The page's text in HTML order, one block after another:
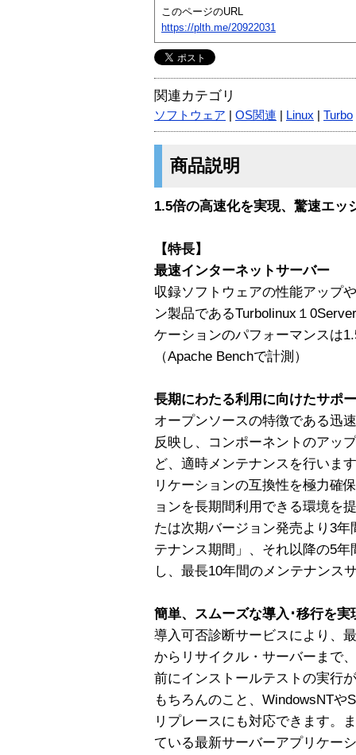
このページのURL
https://plth.me/20922031
関連カテゴリ
ソフトウェア OS関連 Linux Turbo
商品説明
1.5倍の高速化を実現、驚速エッ
【特長】
最速インターネットサーバー
収録ソフトウェアの性能アップ
ン製品であるTurbolinux１
ケーションのパフォーマンスは
（Apache Benchで計測）
長期にわたる利用に向けたサポ
オープンソースの特徴である迅
反映し、コンポーネントのアッ
ど、適時メンテナンスを行いま
リケーションの互換性を極力確
ョンを長期間利用できる環境を
たは次期バージョン発売より3
テナンス期間」、それ以降の5
し、最長10年間のメンテナンス
簡単、スムーズな導入･移行を実
導入可否診断サービスにより、
からリサイクル・サーバーまで
前にインストールテストの実行
もちろんのこと、WindowsNT
リプレースにも対応できます。
ている最新サーバーアプリケー